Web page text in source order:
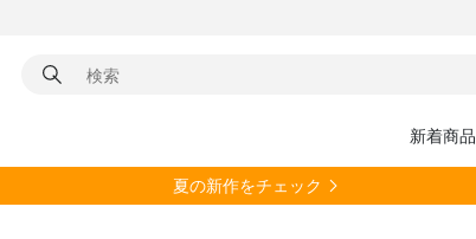
新着商品
夏の新作をチェック